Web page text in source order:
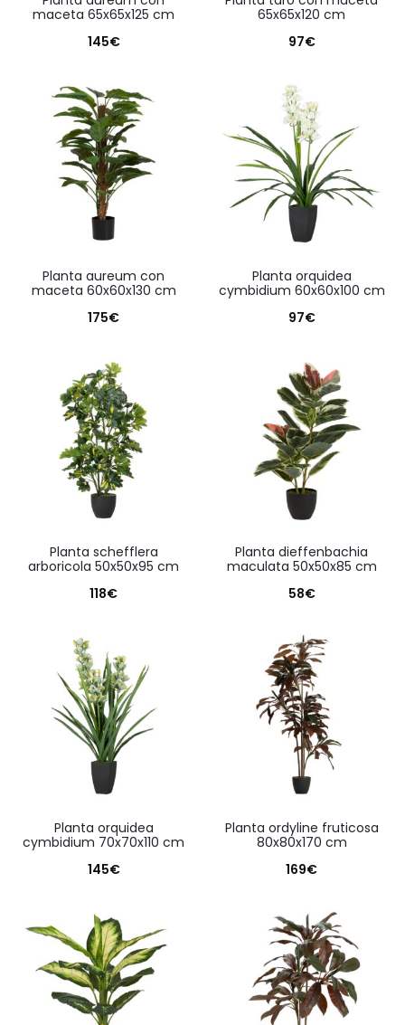
maceta 65x65x125 cm
145€
65x65x120 cm
97€
planta aureum con
maceta 60x60x130 cm
175€
planta orquidea
cymbidium 60x60x100 cm
97€
planta schefflera
arboricola 50x50x95 cm
118€
planta dieffenbachia
maculata 50x50x85 cm
58€
planta orquidea
cymbidium 70x70x110 cm
145€
planta ordyline fruticosa
80x80x170 cm
169€